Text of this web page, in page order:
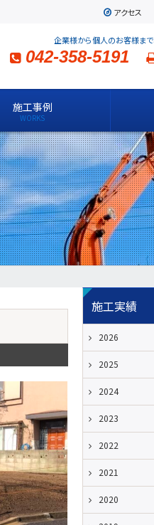
アクセス
企業様から個人のお客様まで
042-358-5191
施工事例
施工実績
2026
2025
2024
2023
2022
2021
2020